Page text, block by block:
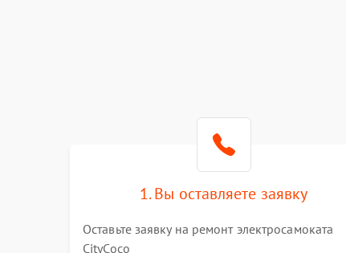
Механические повреждения
1. Вы оставляете заявку
Оставьте заявку на ремонт электросамоката
CityCoco